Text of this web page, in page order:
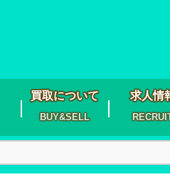
買取について
BUY&SELL
求人情